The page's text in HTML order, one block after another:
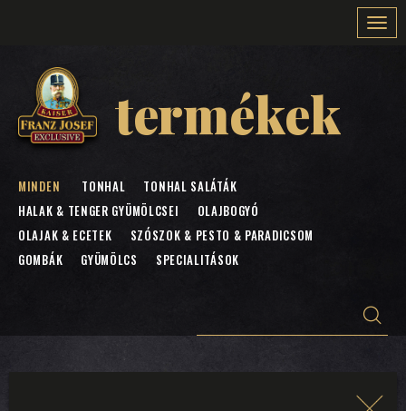
termékek
MINDEN TONHAL
TONHAL SALÁTÁK
HALAK & TENGER GYÜMÖLCSEI
OLAJBOGYÓ
OLAJAK & ECETEK
SZÓSZOK & PESTO & PARADICSOM
GOMBÁK
GYÜMÖLCS SPECIALITÁSOK